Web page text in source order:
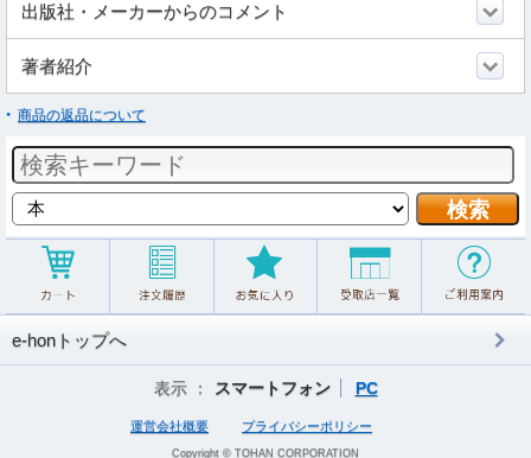
出版社・メーカーからのコメント
著者紹介
商品の返品について
e-honトップへ
表示 ： スマートフォン PC
運営会社概要 プライバシーポリシー
Copyright © TOHAN CORPORATION